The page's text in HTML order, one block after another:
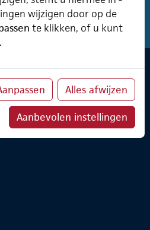
wijzigen door op de
te klikken, of u kunt
Alles afwijzen
Aanbevolen instellingen